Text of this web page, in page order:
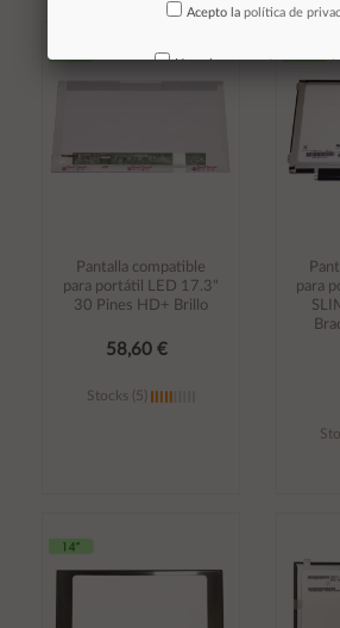
Añadir al
carrito
Pantalla compatible
para portátil LED 17.3"
30 Pines HD+ Brillo
58,60 €
Stocks (5)
para
Acepto la política de
No volver a mostrar mas